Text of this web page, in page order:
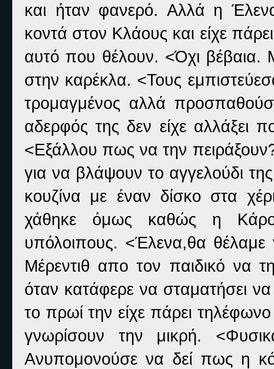
και ήταν φανερό. Αλλά η
κοντά στον Κλάους και είχε
αυτό που θέλουν. <Όχι βέβαια.
στην καρέκλα. <Τους
τρομαγμένος αλλά
αδερφός της δεν είχε αλλάξει
<Εξάλλου πως να την
για να βλάψουν το αγγελούδι
κουζίνα με έναν δίσκο στα
χάθηκε όμως καθώς η
υπόλοιπους. <Έλενα,θα
Μέρεντιθ απο τον παιδικό να
όταν κατάφερε να σταματήσει
το πρωί την είχε πάρει
γνωρίσουν την μικρή.
Ανυπομονούσε να δεί πως η